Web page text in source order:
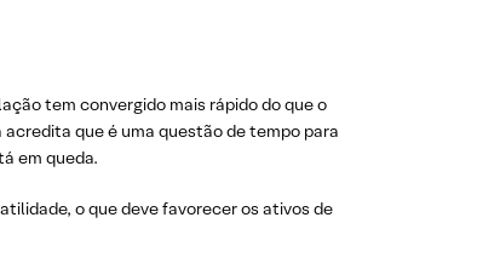
tem convergido mais rápido do que o
que é uma questão de tempo para
em queda.
o que deve favorecer os ativos de